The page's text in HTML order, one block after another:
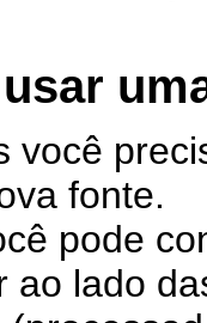
você
fonte.
pode
ao lado